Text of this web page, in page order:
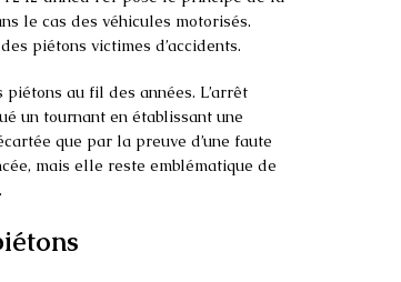
le cas des véhicules motorisés.
piétons victimes d’accidents.
au fil des années. L’arrêt
un tournant en établissant une
que par la preuve d’une faute
mais elle reste emblématique de